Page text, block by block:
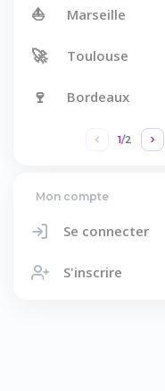
⛵ Marseille
🚀 Toulouse
🍷 Bordeaux
1/2
Mon compte
Se connecter
S'inscrire